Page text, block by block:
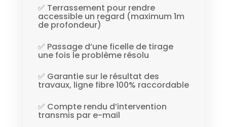
✅ Terrassement pour rendre
accessible un regard (maximum 1m
de profondeur)
✅ Passage d’une ficelle de tirage
une fois le problème résolu
✅ Garantie sur le résultat des
travaux, ligne fibre 100% raccordable
✅ Compte rendu d’intervention
transmis par e-mail